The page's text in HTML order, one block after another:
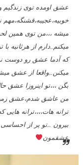
عشق اومده توى زندگیم
میشه ،،،من توى همین
میکنم..دارم از هرثانیه
که آدما عشق رو دوست
میکنن…واقعا از عشق
بگن ،،،تو اینروزا عشق
من عاشق شدم،عشق
ترانه هات،،،،ترانه
بیرون …تو پر از
عشقمون